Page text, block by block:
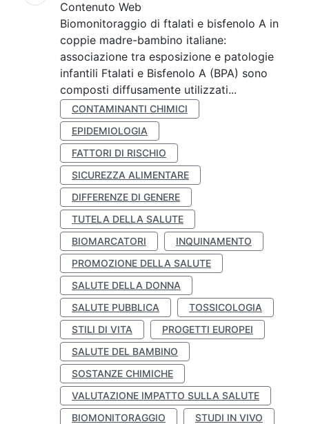
Contenuto Web
Biomonitoraggio di ftalati e bisfenolo A in
coppie madre-bambino italiane:
associazione tra esposizione e patologie
infantili Ftalati e Bisfenolo A (BPA) sono
composti diffusamente utilizzati...
CONTAMINANTI CHIMICI
EPIDEMIOLOGIA
FATTORI DI RISCHIO
SICUREZZA ALIMENTARE
DIFFERENZE DI GENERE
TUTELA DELLA SALUTE
BIOMARCATORI
INQUINAMENTO
PROMOZIONE DELLA SALUTE
SALUTE DELLA DONNA
SALUTE PUBBLICA
TOSSICOLOGIA
STILI DI VITA
PROGETTI EUROPEI
SALUTE DEL BAMBINO
SOSTANZE CHIMICHE
VALUTAZIONE IMPATTO SULLA SALUTE
BIOMONITORAGGIO
STUDI IN VIVO